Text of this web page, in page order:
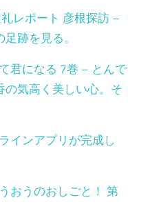
レポート 彦根探訪 –
跡を見る。
君になる 7巻 – とんで
の気高く美しい心。そ
インアプリが完成し
おうのおしごと！ 第